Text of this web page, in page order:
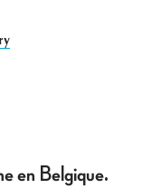
en Belgique.